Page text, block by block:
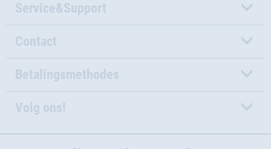
Service&Support
Contact
Betalingsmethodes
Volg ons!